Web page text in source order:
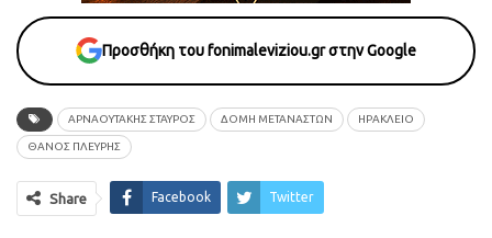
Προσθήκη του fonimaleviziou.gr στην Google
ΑΡΝΑΟΥΤΑΚΗΣ ΣΤΑΥΡΟΣ ΔΟΜΗ ΜΕΤΑΝΑΣΤΩΝ ΗΡΑΚΛΕΙΟ
ΘΑΝΟΣ ΠΛΕΥΡΗΣ
Share Facebook Twitter